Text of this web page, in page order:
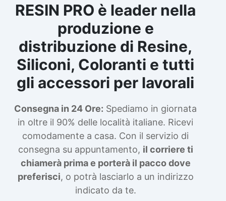
RESIN PRO è leader nella
produzione e
distribuzione di Resine,
Siliconi, Coloranti e tutti
gli accessori per lavorali
Consegna in 24 Ore: Spediamo in giornata
in oltre il 90% delle località italiane. Ricevi
comodamente a casa. Con il servizio di
consegna su appuntamento, il corriere ti
chiamerà prima e porterà il pacco dove
preferisci, o potrà lasciarlo a un indirizzo
indicato da te.